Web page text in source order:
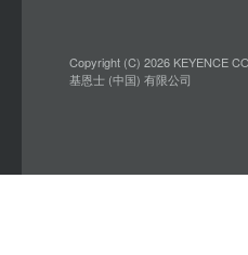
Copyright (C) 2026 KEYENCE
基恩士 (中国) 有限公司